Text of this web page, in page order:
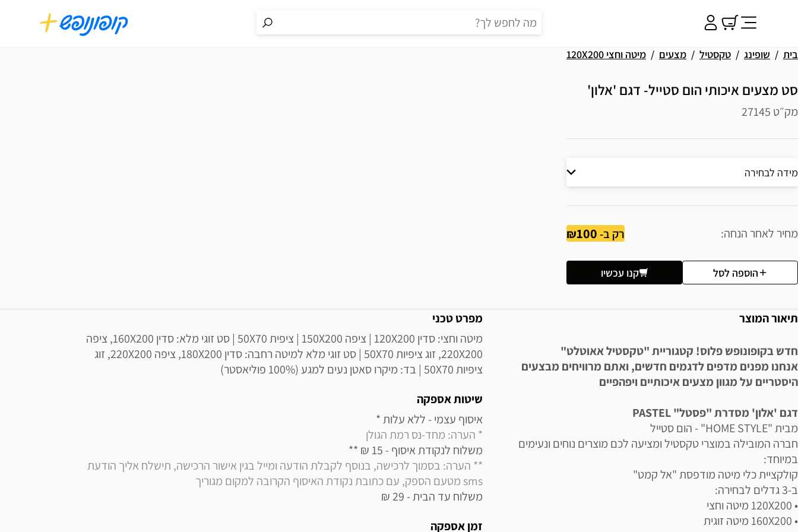
בית שופינג טקסטיל מצעים מיטה וחצי 120X200
סט מצעים איכותי הום סטייל- דגם 'אלון'
מק״ט 27145
מידה לבחירה
מחיר לאחר הנחה רק ב-100
הוספה לסל קנו עכשיו
תיאור המוצר
חדש בקופונופש פלוס! קטגוריית "טקסטיל אאוטלט"
אנחנו מפנים מדפים לדגמים חדשים, ואתם מרוויחים מבצעים
היסטריים על מגוון מצעים איכותיים ויפהפיים
דגם 'אלון' מסדרת "פסטל" PASTEL
מבית "HOME STYLE" - הום סטייל
חברה המובילה במוצרי טקסטיל ומציעה לכם מוצרים נוחים ונעימים
במיוחד:
קולקציית כלי מיטה מודפסת "אל קמט"
ב-3 גדלים לבחירה:
• 120X200 מיטה וחצי
• 160X200 מיטה זוגית
מידע נוסף
מפרט טכני
ציפיות 50X70 | בד: מיקרו סאטן נעים למגע (100% פוליאסטר)
שיטות אספקה
איסוף עצמי - ללא עלות *
* הערה: מחד-נס רמת הגולן
משלוח לנקודת איסוף - 15 ₪ **
sms מטעם הספק, עם כתובת נקודת האיסוף הקרובה למקום מגוריך
משלוח עד הבית - 29 ₪
זמן אספקה